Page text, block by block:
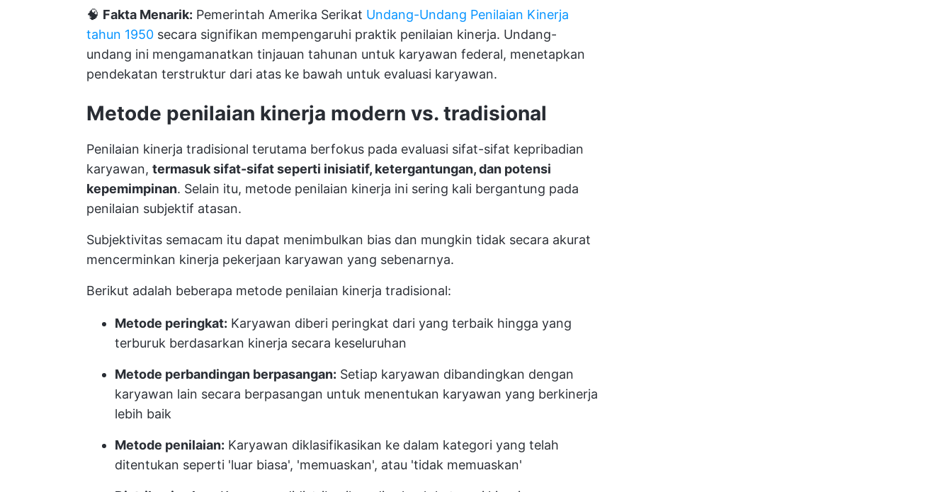
🧠 Fakta Menarik: Pemerintah Amerika Serikat Undang-Undang Penilaian Kinerja
tahun 1950 secara signifikan mempengaruhi praktik penilaian kinerja. Undang-
undang ini mengamanatkan tinjauan tahunan untuk karyawan federal, menetapkan
pendekatan terstruktur dari atas ke bawah untuk evaluasi karyawan.
Metode penilaian kinerja modern vs. tradisional
Penilaian kinerja tradisional terutama berfokus pada evaluasi sifat-sifat kepribadian
karyawan, termasuk sifat-sifat seperti inisiatif, ketergantungan, dan potensi
kepemimpinan. Selain itu, metode penilaian kinerja ini sering kali bergantung pada
penilaian subjektif atasan.
Subjektivitas semacam itu dapat menimbulkan bias dan mungkin tidak secara akurat
mencerminkan kinerja pekerjaan karyawan yang sebenarnya.
Berikut adalah beberapa metode penilaian kinerja tradisional:
Metode peringkat: Karyawan diberi peringkat dari yang terbaik hingga yang
terburuk berdasarkan kinerja secara keseluruhan
Metode perbandingan berpasangan: Setiap karyawan dibandingkan dengan
karyawan lain secara berpasangan untuk menentukan karyawan yang berkinerja
lebih baik
Metode penilaian: Karyawan diklasifikasikan ke dalam kategori yang telah
ditentukan seperti 'luar biasa', 'memuaskan', atau 'tidak memuaskan'